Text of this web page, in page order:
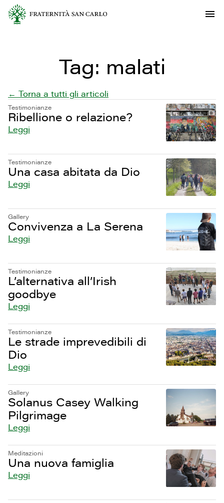
Tag: malati
← Torna a tutti gli articoli
Testimonianze
Ribellione o relazione?
Leggi
Testimonianze
Una casa abitata da Dio
Leggi
Gallery
Convivenza a La Serena
Leggi
Testimonianze
L’alternativa all’Irish
goodbye
Leggi
Testimonianze
Le strade imprevedibili di
Dio
Leggi
Gallery
Solanus Casey Walking
Pilgrimage
Leggi
Meditazioni
Una nuova famiglia
Leggi